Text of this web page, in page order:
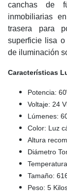
canchas de
inmobiliarias
trasera para
superficie lisa o
de iluminación
Características
Potencia:
Voltaje: 24
Lúmenes:
Color: Luz
Altura
Diámetro
Tamaño:
Peso: 5